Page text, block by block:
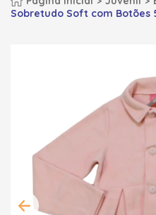
Sobretudo Soft com Botões